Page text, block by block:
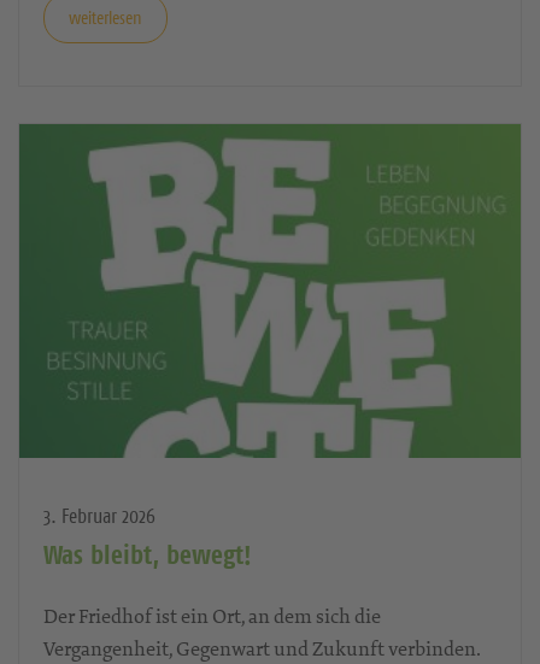
weiterlesen
3. Februar 2026
Was bleibt, bewegt!
Der Friedhof ist ein Ort, an dem sich die
Vergangenheit, Gegenwart und Zukunft verbinden.